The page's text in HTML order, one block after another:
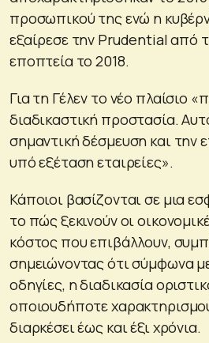
προσωπικού της ενώ η
εξαίρεσε την Prudential από
εποπτεία το 2018.
Για τη Γέλεν το νέο πλαίσιο
διαδικαστική προστασία.
σημαντική δέσμευση και την
υπό εξέταση εταιρείες».
Κάποιοι βασίζονται σε μια
το πώς ξεκινούν οι
κόστος που επιβάλλουν,
σημειώνοντας ότι σύμφωνα
οδηγίες, η διαδικασία
οποιουδήποτε
διαρκέσει έως και έξι χρόνια.